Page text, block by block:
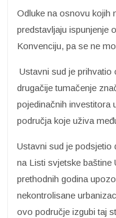
Odluke na osnovu kojih
predstavljaju ispunjenje
Konvenciju, pa se ne
Ustavni sud je prihvatio
drugačije tumačenje
pojedinačnih investitora
područja koje uživa
Ustavni sud je podsjetio
na Listi svjetske baštine
prethodnih godina
nekontrolisane
ovo područje izgubi taj